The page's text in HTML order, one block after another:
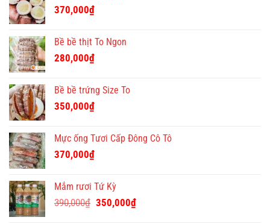
370,000₫
Bề bề thịt To Ngon
280,000₫
Bề bề trứng Size To
350,000₫
Mực ống Tươi Cấp Đông Cô Tô
370,000₫
Mắm rươi Tứ Kỳ
390,000₫ Giá
350,000₫Giá